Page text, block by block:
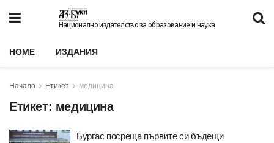
Национално издателство за образование и наука
HOME ИЗДАНИЯ
Начало Етикет медицина
Етикет: медицина
Бургас посреща първите си бъдещи